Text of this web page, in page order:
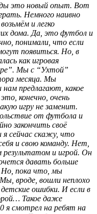
это новый опыт. Вот
Немного наивно
и легко
дома. Да, это футбол и
понимали, что если
появиться. Но, в
как игровая
Мы с “Ухтой”
месяца. Мы
нам предлагают, какое
конечно, очень
игру не заменит.
от футбола и
закончить своё
я сейчас скажу, что
и свою команду. Нет,
и игрой. Он
давать больше
Но, пока что, мы
вроде, вошли неплохо
ошибки. И если в
Такое даже
я смотрел на ребят на